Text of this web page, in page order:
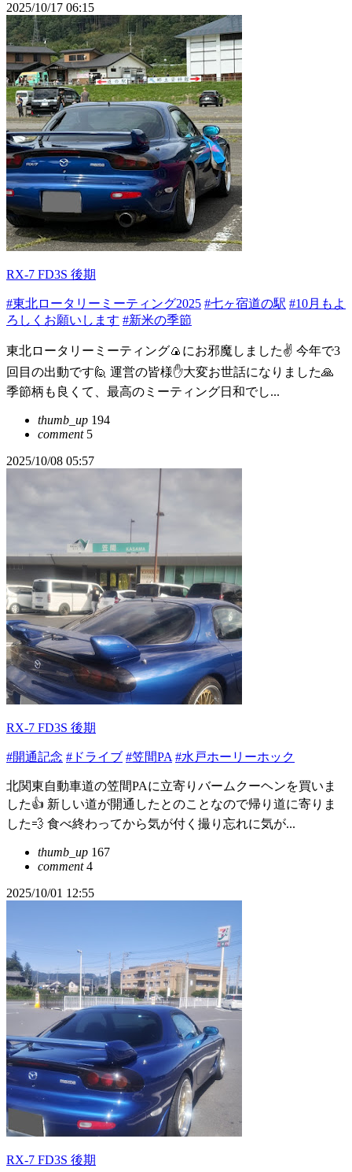
2025/10/17 06:15
RX-7 FD3S 後期
#東北ロータリーミーティング2025 #七ヶ宿道の駅 #10月もよ
ろしくお願いします #新米の季節
東北ロータリーミーティング🍙にお邪魔しました✌️ 今年で3
回目の出動です🙋 運営の皆様✋大変お世話になりました🙏
季節柄も良くて、最高のミーティング日和でし...
thumb_up 194
comment5
2025/10/08 05:57
RX-7 FD3S 後期
#開通記念 #ドライブ #笠間PA #水戸ホーリーホック
北関東自動車道の笠間PAに立寄りバームクーヘンを買いま
した👍 新しい道が開通したとのことなので帰り道に寄りま
した💨 食べ終わってから気が付く撮り忘れに気が...
thumb_up 167
comment4
2025/10/01 12:55
RX-7 FD3S 後期